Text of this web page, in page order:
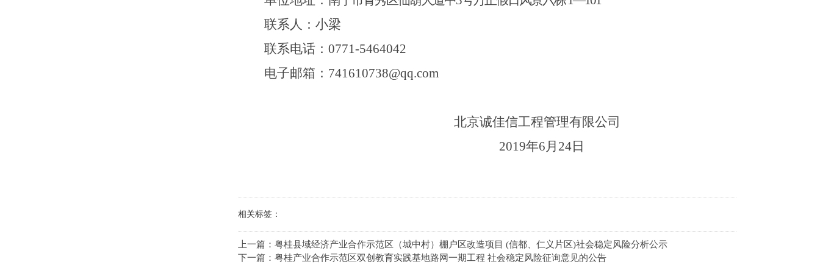
联系人： 小梁
联系电话： 0771-5464042
电子邮箱： 741610738@qq.com
北京诚佳信工程管理有限公司
2019年6月 24日
相关标签：
上一篇： 粤桂县域经济产业合作示范区（城中村）棚户区改造项目 (信都、仁义片区)社会稳定风险分析公示
下一篇： 粤桂产业合作示范区双创教育实践基地路网一期工程 社会稳定风险征询意见的公告